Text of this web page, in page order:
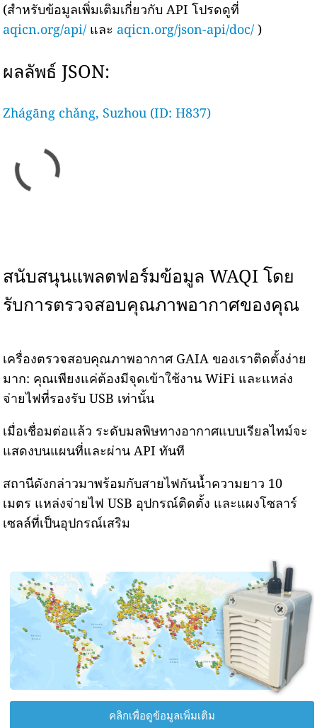
(สำหรับข้อมูลเพิ่มเติมเกี่ยวกับ API โปรดดูที่
aqicn.org/api/ และ aqicn.org/json-api/doc/ )
ผลลัพธ์ JSON:
Zhágāng chǎng, Suzhou (ID: H837)
สนับสนุนแพลตฟอร์มข้อมูล WAQI โดย
รับการตรวจสอบคุณภาพอากาศของคุณ
เครื่องตรวจสอบคุณภาพอากาศ GAIA ของเราติดตั้งง่าย
มาก: คุณเพียงแค่ต้องมีจุดเข้าใช้งาน WiFi และแหล่ง
จ่ายไฟที่รองรับ USB เท่านั้น
เมื่อเชื่อมต่อแล้ว ระดับมลพิษทางอากาศแบบเรียลไทม์จะ
แสดงบนแผนที่และผ่าน API ทันที
สถานีดังกล่าวมาพร้อมกับสายไฟกันน้ำความยาว 10
เมตร แหล่งจ่ายไฟ USB อุปกรณ์ติดตั้ง และแผงโซลาร์
เซลล์ที่เป็นอุปกรณ์เสริม
คลิกเพื่อดูข้อมูลเพิ่มเติม